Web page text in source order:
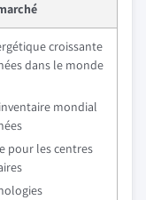
croissante
dans le monde
mondial
pour les centres